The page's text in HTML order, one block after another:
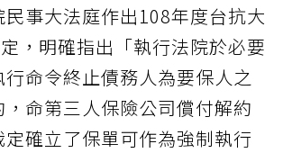
事大法庭作出108年度台抗大
，明確指出「執行法院於必要
命令終止債務人為要保人之
，命第三人保險公司償付解約
確立了保單可作為強制執行